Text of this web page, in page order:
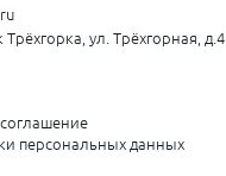
ул. Трёхгорная, д.4
персональных данных